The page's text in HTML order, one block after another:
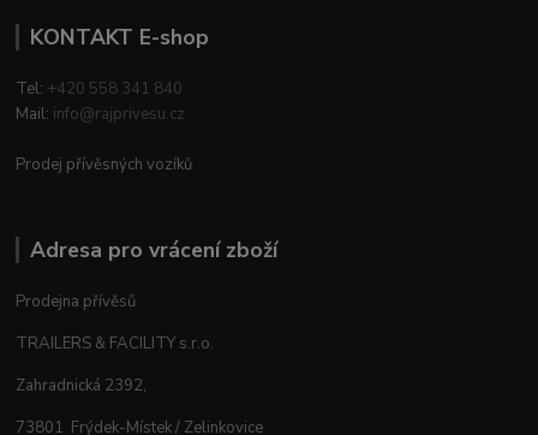
KONTAKT E-shop
Tel: +420 558 341 840
Mail: info@rajprivesu.cz
Prodej přívěsných vozíků
Adresa pro vrácení zboží
Prodejna přívěsů
TRAILERS & FACILITY s.r.o.
Zahradnická 2392,
73801 Frýdek-Místek / Zelinkovice